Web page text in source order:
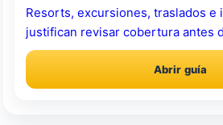
Resorts, excursiones, traslados e
justifican revisar cobertura antes
Abrir guía